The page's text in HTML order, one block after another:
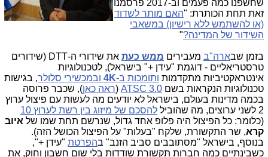
שחשפנו כמה פעמים וב-2017 פרסמנו
זאת תחת הכותרת: "האם מותר לשדוד
(או להשתמש ללא רישיון) במשאבי
השידור של המדינה?"
בזמן שבארה"במעבירים ממש כעת
את שידורי ה-DTT (שידורים
טרסטריאליים - דוגמת "עידן +" בישראל), לטכנולוגיות
אינטראקטיביות מתקדמות ותומכות ב-4K ובמכשירי סלולר, בגישות
טכנולוגיות הנקראות בשם ATSC 3.0
(ראה כאן), שכבר פרוסה
בכמה מדינות בעולם, בישראל לא יודעים מה לעשות עם פיצול ערוץ
2 לשני ערוצים, מה שהוביל
להסכם של מיזוג בין רשת לערוץ 10
(כלומר: כל הפיצול היה פלופ אחד גדול, שנרשם תחת שמו של איוב
קרא, שר התקשורת, שלקח "בעלות" על הפיצול הכושל הזה).
בנוסף, בישראל "מסתובבים סביב הזנב" בהפרטת"עידן +",
כשבינתיים כמה חברות תקשורת שודדות בלי שום חשבון וחוק, את